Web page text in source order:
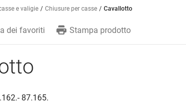
e valigie Chiusure per casse Cavallotto
dei favoriti Stampa prodotto
87.165.